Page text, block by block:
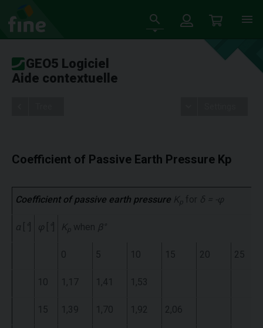
GEO5 Logiciel
Aide contextuelle
Coefficient of Passive Earth Pressure Kp
Coefficient of passive earth pressure Kp for δ = -φ
α φ Kp when β°
0 5 10 15 20 25
10 1,17 1,41 1,53
15 1,39 1,70 1,92 2,06